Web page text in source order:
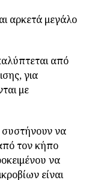
αρκετά μεγάλο
από
για
με
συστήνουν να
τον κήπο
να
είναι